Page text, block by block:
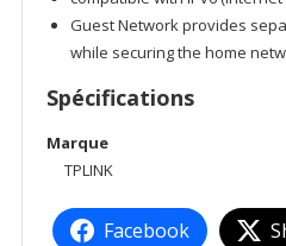
Guest Network provides
while securing the home
Spécifications
Marque
TPLINK
Facebook